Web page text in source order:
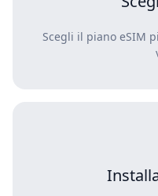
Scegli il piano eSIM